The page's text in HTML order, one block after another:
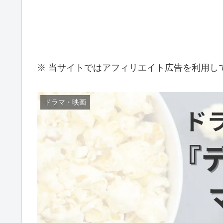
※ 当サイトではアフィリエイト広告を利用し
ドラマ・映画